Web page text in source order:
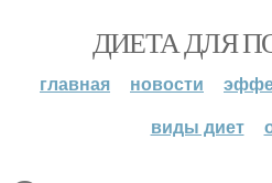
ДИЕТА ДЛЯ
главная новости
виды диет